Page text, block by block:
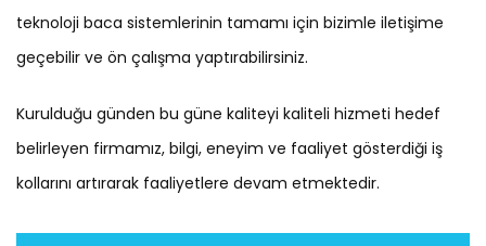
teknoloji baca sistemlerinin tamamı için bizimle iletişime
geçebilir ve ön çalışma yaptırabilirsiniz.
Kurulduğu günden bu güne kaliteyi kaliteli hizmeti hedef
belirleyen firmamız, bilgi, eneyim ve faaliyet gösterdiği iş
kollarını artırarak faaliyetlere devam etmektedir.